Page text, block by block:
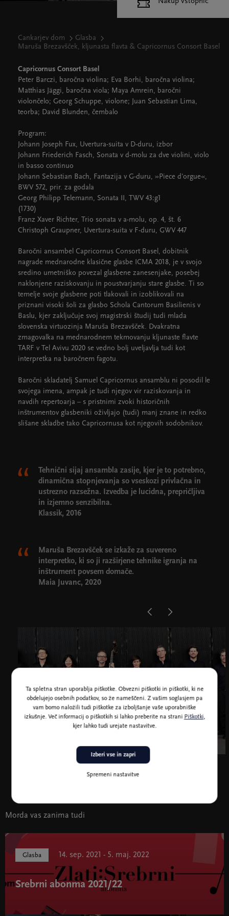
Cankarjev dom
Glasba
Maruša Brezavšček, kljunasta flavta & Capricornus Consort Basel
Capricornus Consort Basel
Peter Barczi, baročna violina; Eva Borhi, baročna violina;
Matthias Jäggi, baročna viola; Maya Amrein, baročni
violončelo; Georg Schuppe, violone; Juan Sebastian Lima,
teorba; David Blunden, čembalo
Program:
Johann Joseph Fux, Uvertura-suita v D-duru, izbor
Johann Friederich Fasch, Sonata v d-molu za dve violini, violo
in basso continuo
Johann Sebastian Bach, Fantazija v G-duru, »Piece d'orgue«,
BWV 572, prir. za godala
Georg Philipp Telemann, Sonata II, TWV 43:g1
(1730)
Franz Xaver Richter, Trio sonata v a-molu, op. 4, št. 6
Christoph Graupner, Uvertura-suita v F-duru, GWV 447
Baročni ansambel Capricornus Consort Basel, dobitnik
nagrade mednarodne klasične glasbe ICMA 2018, je v svojo
sredino umetniško povezal glasbene zanesenjake, posebej
naklonjene raziskovanju in poustvarjanju stare glasbe. Ti so
temelje svoje glasbene poti tlakovali in izoblikovali na
priznani visoki šoli za glasbo Schola Cantorum Basilienis v
Baslu, kjer zaključuje svoj magistrski študij tudi mlada
slovenska virtuozinja Maruša Brezavšček. Dvakratna
zmagovalka na mednarodnem tekmovanju kljunaste flavte
TARF v Tel Avivu 2020 se vedno bolj uveljavlja tudi kot
interpretka na baročnem fagotu.
Baročni skladatelj Samuel Capricornus ansamblu ni posodil le
svojega imena, ampak je tudi njegov vir raziskovanja in
navdih repertoarja – s pristnimi zvoki historičnih
inštrumentov glasbeniki oživljajo (tudi) manj znane in redko
slišane skladbe tako Capricornusa kot njegovih sodobnikov.
Tehnični sijaj ansambla zasije, kjer je to potrebno,
dinamična stopnjevanja so vseskozi privlačna in
ustrezno razsežna. Izvedba je lucidna, prepričljiva
in izjemno senzibilna.
Klassik, 2016
Maruša Brezavšček se izkaže za suvereno
interpretko, ki so ji razširjene tehnike igranja na
inštrument povsem domače.
Maia Juvanc, 2020
Capricornus Consort Basel
Morda vas zanima tudi
Glasba 14. sep. 2021 - 5. maj. 2022
Srebrni abonma 2021/22
Ta spletna stran uporablja piškotke. Obvezni piškotki in piškotki, ki ne
obdelujejo osebnih podatkov, so že nameščeni. Z vašim soglasjem pa
vam bomo naložili tudi piškotke za izboljšanje vaše uporabniške
izkušnje. Več informacij o piškotkih si lahko preberite na strani Piškotki,
kjer lahko tudi urejate nastavitve.
Spremeni nastavitve
Izberi vse in zapri